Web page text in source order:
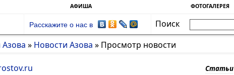
АФИША ФОТОГАЛЕРЕЯ
Расскажите о нас в
Поиск
Азова » Новости Азова » Просмотр новости
Статьи